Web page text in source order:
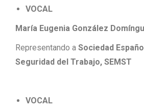
VOCAL
María Eugenia González
Representando a Sociedad
Seguridad del Trabajo, SEMST
VOCAL